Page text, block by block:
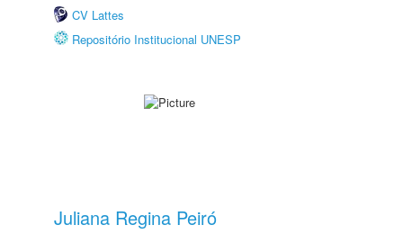
CV Lattes
Repositório Institucional UNESP
Juliana Regina Peiró